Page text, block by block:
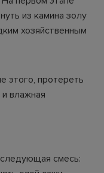
из камина золу
хозяйственным
этого, протереть
влажная
следующая смесь: